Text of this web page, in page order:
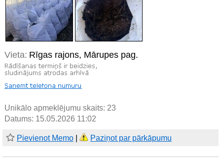
Vieta: Rīgas rajons, Mārupes pag.
Unikālo apmeklējumu skaits: 23
Datums: 15.05.2026 11:02
Pievienot Memo Paziņot par pārkāpumu